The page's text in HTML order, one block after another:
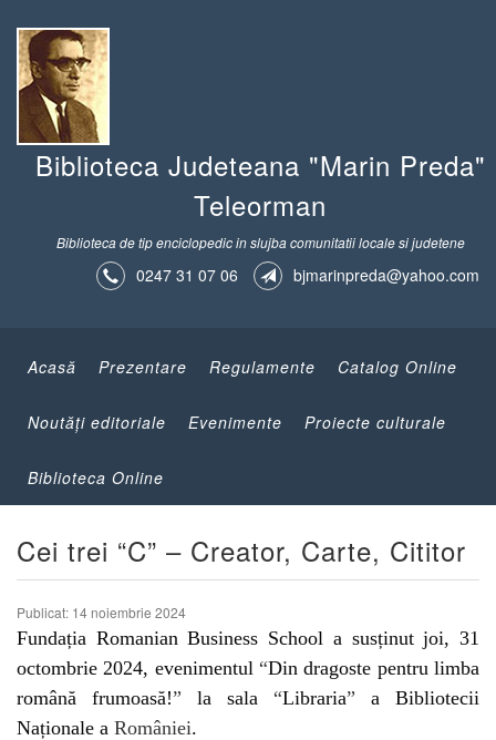
Biblioteca Judeteana "Marin Preda"
Teleorman
Biblioteca de tip enciclopedic in slujba comunitatii locale si judetene
0247 31 07 06 bjmarinpreda@yahoo.com
Acasă Prezentare Regulamente Catalog Online
Noutăţi editoriale Evenimente Proiecte culturale
Biblioteca Online
Cei trei “C” – Creator, Carte, Cititor
Publicat: 14 noiembrie 2024
Fundația Romanian Business School a susținut joi, 31
octombrie 2024, evenimentul “Din dragoste pentru limba
română frumoasă!” la sala “Libraria” a Bibliotecii
Naționale a României.